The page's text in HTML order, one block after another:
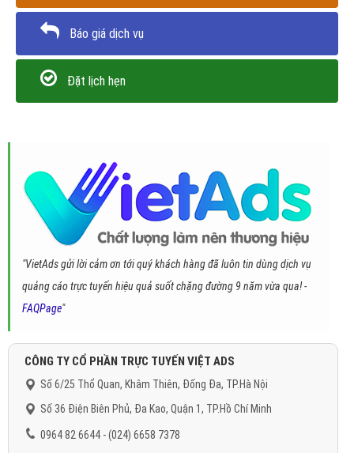
Báo giá dịch vụ
Đặt lịch hẹn
"VietAds gửi lời cảm ơn tới quý khách hàng đã luôn tin dùng dịch vụ
quảng cáo trực tuyến hiệu quả suốt chặng đường 9 năm vừa qua! -
FAQPage"
CÔNG TY CỔ PHẦN TRỰC TUYẾN VIỆT ADS
Số 6/25 Thổ Quan, Khâm Thiên, Đống Đa, TP.Hà Nội
Số 36 Điện Biên Phủ, Đa Kao, Quận 1, TP.Hồ Chí Minh
0964 82 6644 - (024) 6658 7378